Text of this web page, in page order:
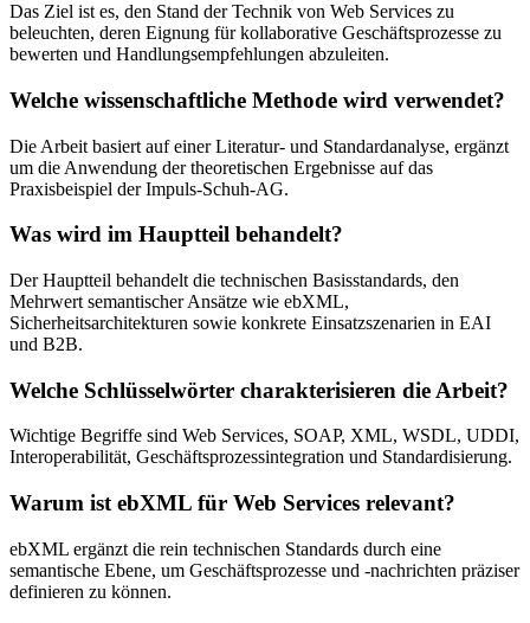
Das Ziel ist es, den Stand der Technik von Web Services zu
beleuchten, deren Eignung für kollaborative Geschäftsprozesse zu
bewerten und Handlungsempfehlungen abzuleiten.
Welche wissenschaftliche Methode wird verwendet?
Die Arbeit basiert auf einer Literatur- und Standardanalyse, ergänzt
um die Anwendung der theoretischen Ergebnisse auf das
Praxisbeispiel der Impuls-Schuh-AG.
Was wird im Hauptteil behandelt?
Der Hauptteil behandelt die technischen Basisstandards, den
Mehrwert semantischer Ansätze wie ebXML,
Sicherheitsarchitekturen sowie konkrete Einsatzszenarien in EAI
und B2B.
Welche Schlüsselwörter charakterisieren die Arbeit?
Wichtige Begriffe sind Web Services, SOAP, XML, WSDL, UDDI,
Interoperabilität, Geschäftsprozessintegration und Standardisierung.
Warum ist ebXML für Web Services relevant?
ebXML ergänzt die rein technischen Standards durch eine
semantische Ebene, um Geschäftsprozesse und -nachrichten präziser
definieren zu können.